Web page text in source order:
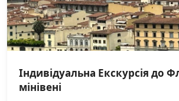
Індивідуальна Екскурсія до
мінівені